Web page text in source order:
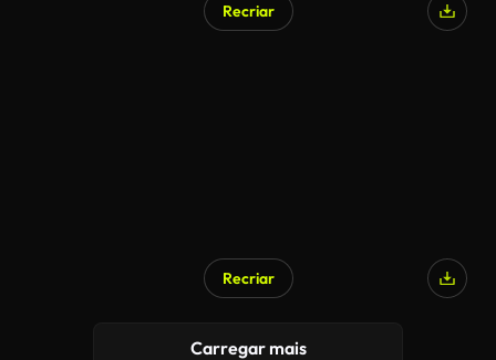
Recriar
Recriar
Carregar mais